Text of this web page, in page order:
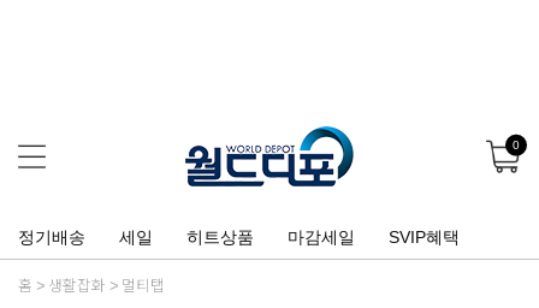
0
정기배송 세일 히트상품 마감세일 SVIP혜택
홈 생활잡화 멀티탭